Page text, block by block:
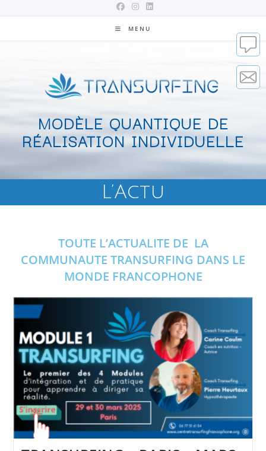
MENU
MODÈLE QUANTIQUE DE
RÉALISATION INDIVIDUELLE
L’Actu
TOUTE L’ACTUALITE DE LA
COMMUNAUTE TRANSURFING DANS LE
MONDE FRANCOPHONE